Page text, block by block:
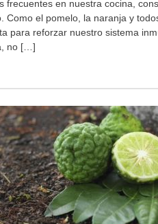
frecuentes en nuestra cocina,
Como el pomelo, la naranja y
para reforzar nuestro sistema
no […]